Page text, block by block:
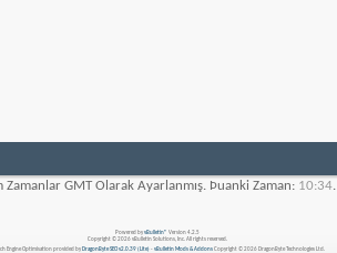
Zamanlar GMT Olarak Ayarlanmış. Þuanki Zaman: 10:34.
Powered by vBulletin® Version 4.2.5
Copyright © 2026 vBulletin Solutions, Inc. All rights reserved.
Engine Optimisation provided by DragonByte SEO v2.0.39 (Lite)- vBulletin Mods & AddonsCopyright © 2026 DragonByte Technologies Ltd.